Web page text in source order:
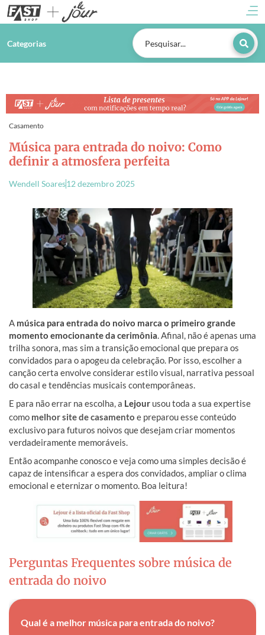
Categorias
Casamento
Música para entrada do noivo: Como
definir a atmosfera perfeita
Wendell Soares12 dezembro 2025
A música para entrada do noivo marca o primeiro grande
momento emocionante da cerimônia. Afinal, não é apenas uma
trilha sonora, mas sim a transição emocional que prepara os
convidados para o apogeu da celebração. Por isso, escolher a
canção certa envolve considerar estilo visual, narrativa pessoal
do casal e tendências musicais contemporâneas.
E para não errar na escolha, a Lejour usou toda a sua expertise
como melhor site de casamento e preparou esse conteúdo
exclusivo para futuros noivos que desejam criar momentos
verdadeiramente memoráveis.
Então acompanhe conosco e veja como uma simples decisão é
capaz de intensificar a espera dos convidados, ampliar o clima
emocional e eternizar o momento. Boa leitura!
Perguntas Frequentes sobre música de
entrada do noivo
Qual é a melhor música para entrada do noivo?